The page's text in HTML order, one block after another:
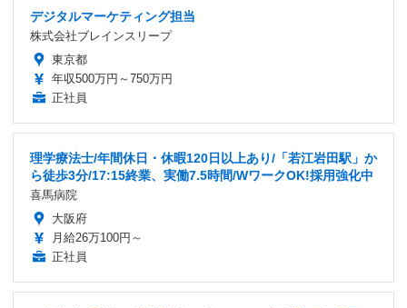
デジタルマーケティング担当
株式会社ブレインスリープ
東京都
年収500万円～750万円
正社員
理学療法士/年間休日・休暇120日以上あり/「若江岩田駅」か
ら徒歩3分/17:15終業、実働7.5時間/WワークOK!採用強化中
喜馬病院
大阪府
月給26万100円～
正社員